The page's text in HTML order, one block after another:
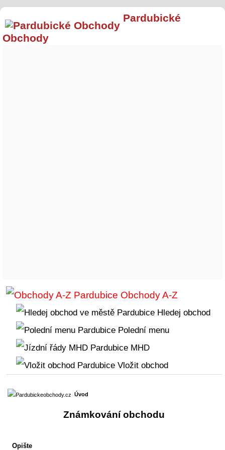
Pardubické
Obchody
Obchody A-Z
Hledej obchod
Polední menu
MHD
Vložit obchod
Úvod
Známkování obchodu
Opište